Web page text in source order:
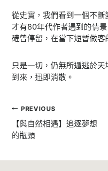
從史實，我們看到一個不斷
才有80年代作者遇到的情
確曾停留，在當下短暫做客
只是一切，仍無所遁逃於
到來，迅即消散。
文
章
導
覽
PREVIOUS
【與自然相遇】追逐夢想
的瓶頸